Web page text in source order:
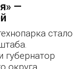
—
стало
губернатор